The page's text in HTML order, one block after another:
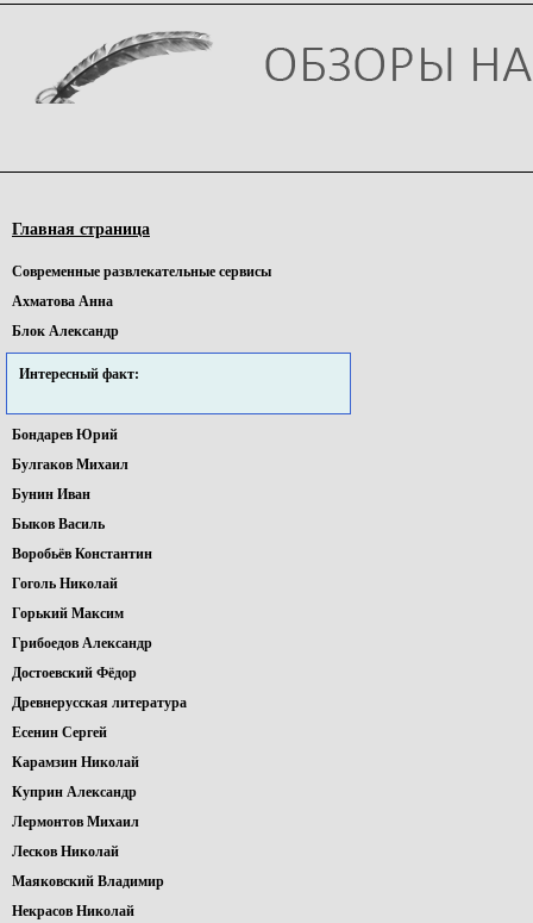
Главная страница
Cовременные pазвлекательные сервисы
Ахматова Анна
Блок Александр
Интересный факт:
Бондарев Юрий
Булгаков Михаил
Бунин Иван
Быков Василь
Воробьёв Константин
Гоголь Николай
Горький Максим
Грибоедов Александр
Достоевский Фёдор
Древнерусская литература
Есенин Сергей
Карамзин Николай
Куприн Александр
Лермонтов Михаил
Лесков Николай
Маяковский Владимир
Некрасов Николай